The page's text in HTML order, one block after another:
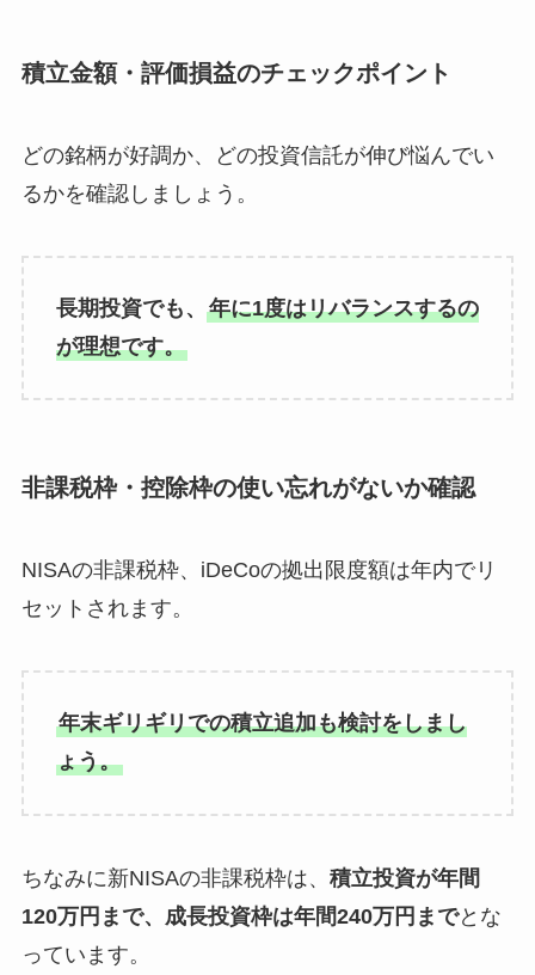
積立金額・評価損益のチェックポイント
どの銘柄が好調か、どの投資信託が伸び悩んでい
るかを確認しましょう。
長期投資でも、 年に1度はリバランスするの
が理想です。
非課税枠・控除枠の使い忘れがないか確認
NISAの非課税枠、iDeCoの拠出限度額は年内でリ
セットされます。
年末ギリギリでの積立追加も検討をしまし
ょう。
ちなみに新NISAの非課税枠は、 積立投資が年間
120万円まで、成長投資枠は年間240万円までとな
っています。